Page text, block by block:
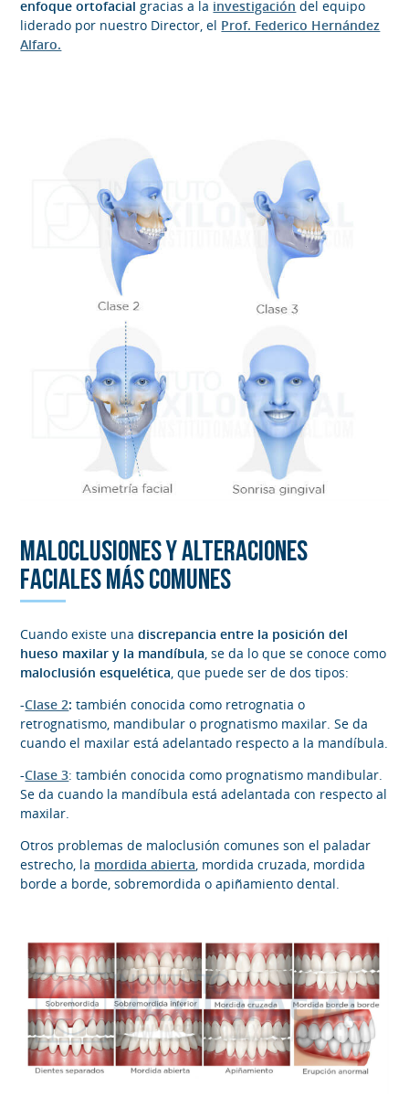
enfoque ortofacial gracias a la investigación del equipo
liderado por nuestro Director, el Prof. Federico Hernández
Alfaro.
MALOCLUSIONES Y ALTERACIONES
FACIALES MÁS COMUNES
Cuando existe unadiscrepancia entre la posición del
hueso maxilar y la mandíbula, se da lo que se conoce como
maloclusión esquelética, que puede ser de dos tipos:
-Clase 2: también conocida como retrognatia o
retrognatismo, mandibular o prognatismo maxilar. Se da
cuando el maxilar está adelantado respecto a la mandíbula.
-Clase 3: también conocida como prognatismo mandibular.
Se da cuando la mandíbula está adelantada con respecto al
maxilar.
Otros problemas de maloclusión comunes son el paladar
estrecho, la mordida abierta, mordida cruzada, mordida
borde a borde, sobremordida o apiñamiento dental.